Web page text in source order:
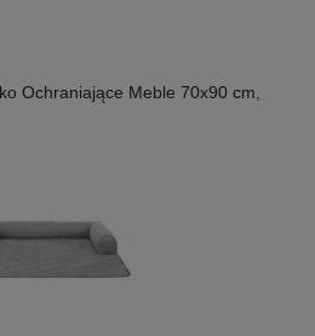
Ochraniające Meble 70x90 cm,